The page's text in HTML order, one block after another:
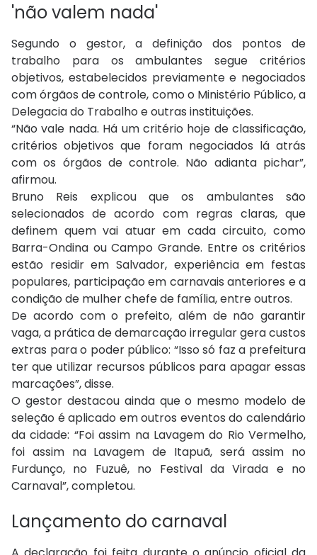
'não valem nada'
Segundo o gestor, a definição dos pontos de
trabalho para os ambulantes segue critérios
objetivos, estabelecidos previamente e negociados
com órgãos de controle, como o Ministério Público, a
Delegacia do Trabalho e outras instituições.
“Não vale nada. Há um critério hoje de classificação,
critérios objetivos que foram negociados lá atrás
com os órgãos de controle. Não adianta pichar”,
afirmou.
Bruno Reis explicou que os ambulantes são
selecionados de acordo com regras claras, que
definem quem vai atuar em cada circuito, como
Barra-Ondina ou Campo Grande. Entre os critérios
estão residir em Salvador, experiência em festas
populares, participação em carnavais anteriores e a
condição de mulher chefe de família, entre outros.
De acordo com o prefeito, além de não garantir
vaga, a prática de demarcação irregular gera custos
extras para o poder público: “Isso só faz a prefeitura
ter que utilizar recursos públicos para apagar essas
marcações”, disse.
O gestor destacou ainda que o mesmo modelo de
seleção é aplicado em outros eventos do calendário
da cidade: “Foi assim na Lavagem do Rio Vermelho,
foi assim na Lavagem de Itapuã, será assim no
Furdunço, no Fuzuê, no Festival da Virada e no
Carnaval”, completou.
Lançamento do carnaval